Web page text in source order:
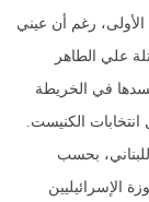
رغم أن عيني
علي الطاهر
في الخريطة
الكنيست.
بحسب
الإسرائيليين